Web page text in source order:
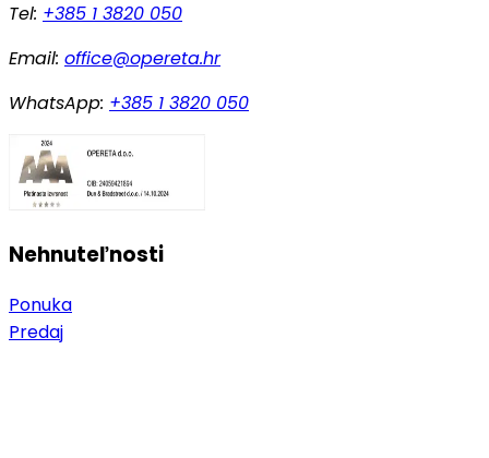
Tel: +385 1 3820 050
Email: office@opereta.hr
WhatsApp: +385 1 3820 050
Nehnuteľnosti
Ponuka
Predaj